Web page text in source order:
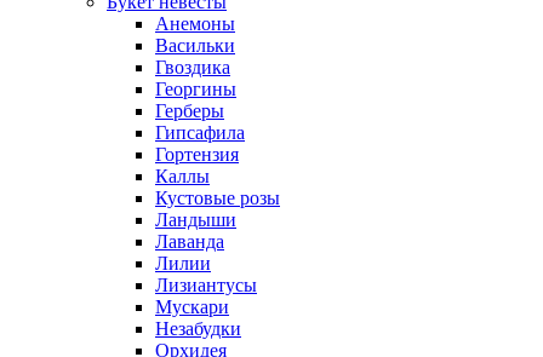
Анемоны
Васильки
Гвоздика
Георгины
Герберы
Гипсафила
Гортензия
Каллы
Кустовые розы
Ландыши
Лаванда
Лилии
Лизиантусы
Мускари
Незабудки
Орхидея